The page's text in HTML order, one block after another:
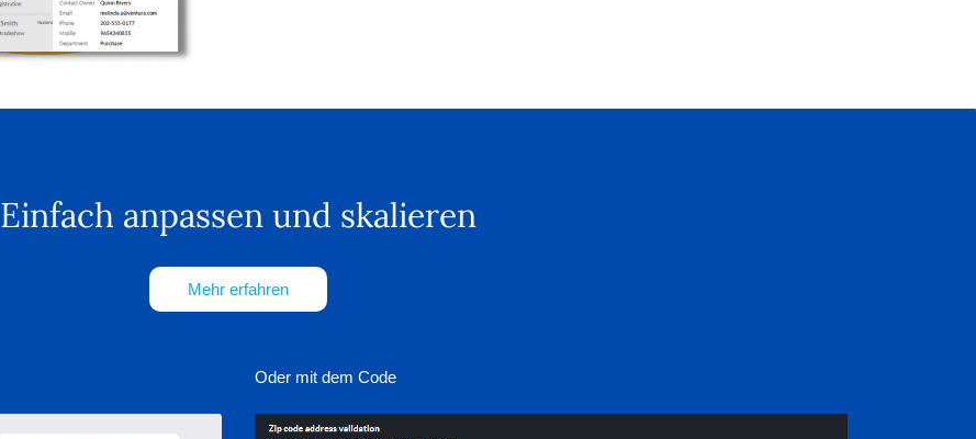
Einfach anpassen und skalieren
Mehr erfahren
Oder mit dem Code